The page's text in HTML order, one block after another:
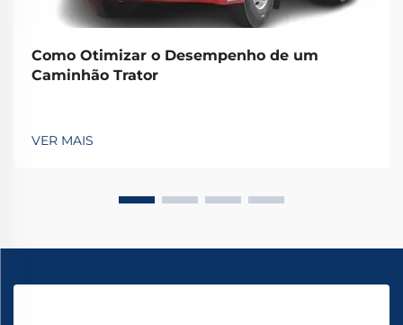
Como Otimizar o Desempenho de um
Caminhão Trator
VER MAIS